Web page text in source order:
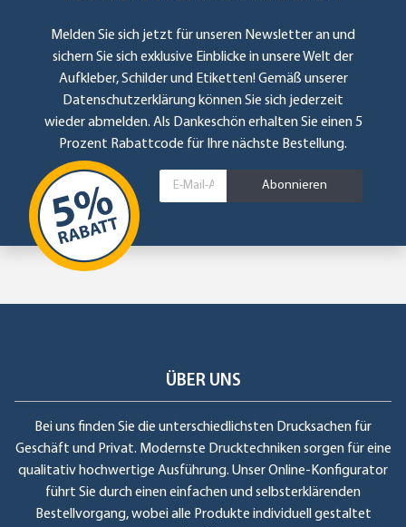
Melden Sie sich jetzt für unseren Newsletter an und
sichern Sie sich exklusive Einblicke in unsere Welt der
Aufkleber, Schilder und Etiketten! Gemäß unserer
Datenschutzerklärung können Sie sich jederzeit
wieder abmelden. Als Dankeschön erhalten Sie einen 5
Prozent Rabattcode für Ihre nächste Bestellung.
Abonnieren
ÜBER UNS
Bei uns finden Sie die unterschiedlichsten Drucksachen für
Geschäft und Privat. Modernste Drucktechniken sorgen für eine
qualitativ hochwertige Ausführung. Unser Online-Konfigurator
führt Sie durch einen einfachen und selbsterklärenden
Bestellvorgang, wobei alle Produkte individuell gestaltet